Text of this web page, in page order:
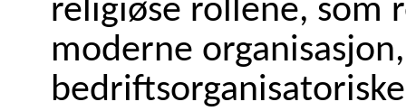
religiøse rollene, som
moderne